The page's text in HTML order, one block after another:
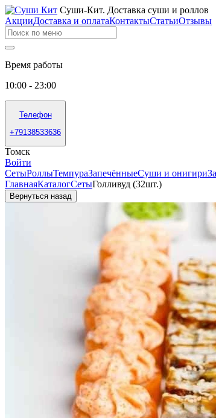
Суши-Кит. Доставка суши и роллов
АкцииДоставка и оплатаКонтактыСтатьиОтзывы
Время работы
10:00 - 23:00
Телефон
+79138533636
Томск
Войти
СетыРоллыТемпураЗапечённыеСуши и онигири
ГлавнаяКаталогСетыГолливуд (32шт.)
Вернуться назад